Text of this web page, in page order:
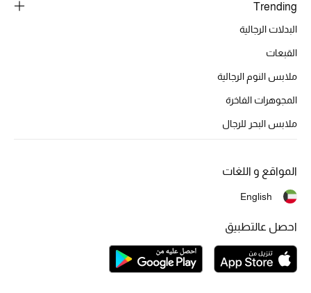
الملابس الرياضية النسائية
حقائب وأحذية متطابقة
هدايا للنساء
جميع الملابس النسائية
جميع الإكسسورات النسائية
Trending
البدلات الرجالية
القبعات
ملابس النوم الرجالية
المجوهرات الفاخرة
ملابس البحر للرجال
المواقع و اللغات
English
احصل عالتطبيق